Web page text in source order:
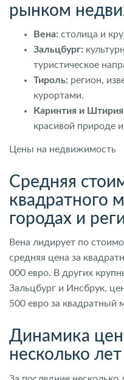
рынком
Вена: столица и
Зальцбург:
туристическое
Тироль: регион,
курортами.
Каринтия и
красивой природе
Цены на недвижимость
Средняя
квадратного
городах и
Вена лидирует по
средняя цена за
000 евро. В других
Зальцбург и Инсбрук,
500 евро за квадратный
Динамика
несколько лет